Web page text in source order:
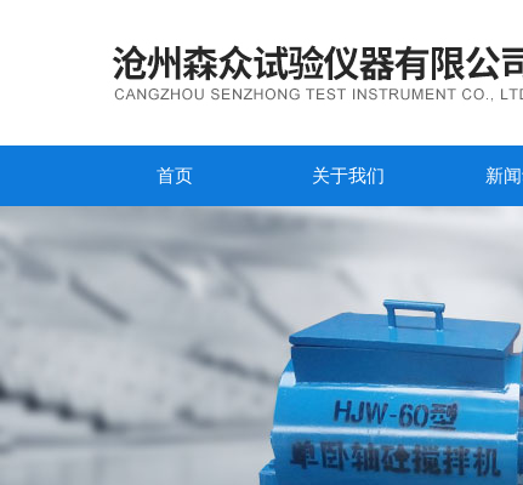
首页 关于我们 新